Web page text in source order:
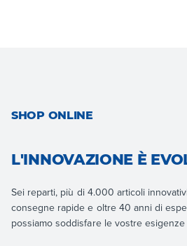
SHOP ONLINE
L'INNOVAZIONE È
Sei reparti, più di 4.000 articoli
consegne rapide e oltre 40 anni di
possiamo soddisfare le vostre